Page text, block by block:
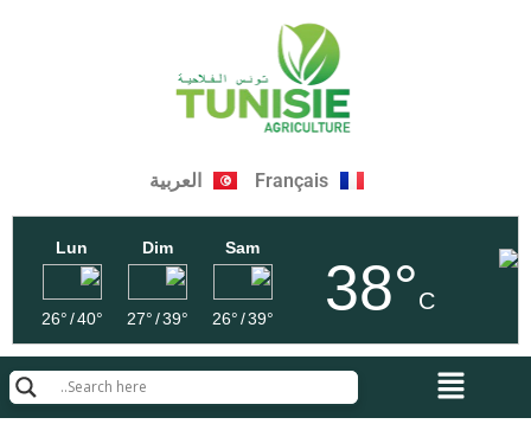
Français العربية
38°C
Sam
39°
/
26°
Dim
39°
/
27°
Lun
40°
/
26°